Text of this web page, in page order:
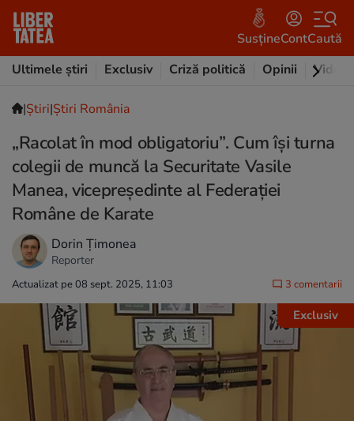
SusțineContCaută
Ultimele știri
Exclusiv Criză politică Opinii Video
|Ştiri|Știri România
„Racolat în mod obligatoriu”. Cum își turna
colegii de muncă la Securitate Vasile
Manea, vicepreședinte al Federației
Române de Karate
Dorin Țimonea
Reporter
Actualizat pe 08 sept. 2025, 11:03 3 comentarii
Exclusiv